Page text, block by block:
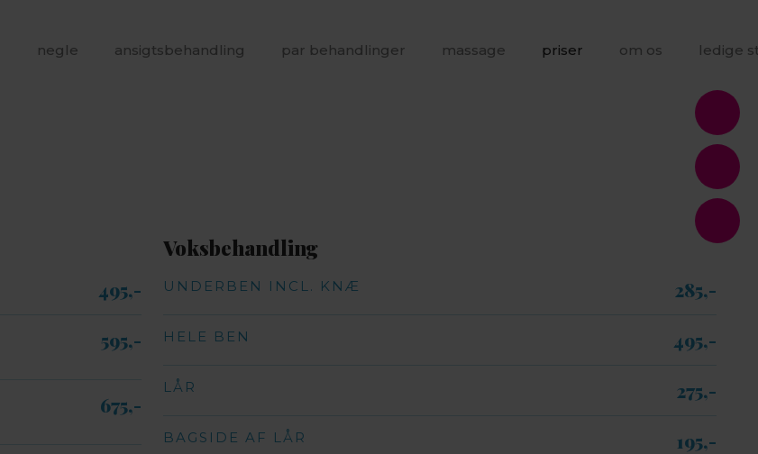
negle ansigtsbehandling par behandlinger massage priser om os ledige
495,-​
595,-​
675,-​
Voksbehandling
UNDERBEN INCL. KNÆ 285,-​
HELE BEN 495,-​
LÅR 275,-​
BAGSIDE AF LÅR 195,-​